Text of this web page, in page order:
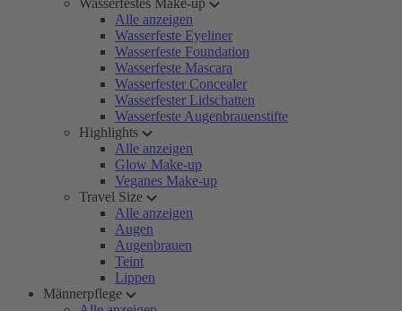
Wasserfestes Make-up
Alle anzeigen
Wasserfeste Eyeliner
Wasserfeste Foundation
Wasserfeste Mascara
Wasserfester Concealer
Wasserfester Lidschatten
Wasserfeste Augenbrauenstifte
Highlights
Alle anzeigen
Glow Make-up
Veganes Make-up
Travel Size
Alle anzeigen
Augen
Augenbrauen
Teint
Lippen
Männerpflege